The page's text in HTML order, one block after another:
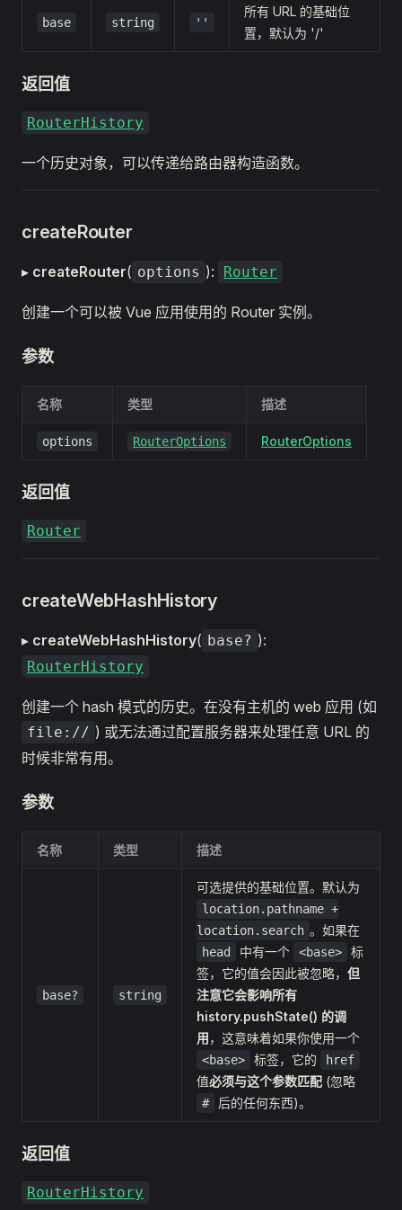
base string ''
所有 URL 的基础位
置，默认为 '/'
返回值
RouterHistory
一个历史对象，可以传递给路由器构造函数。
createRouter
▸ createRouter( options ): Router
创建一个可以被 Vue 应用使用的 Router 实例。
参数
名称 类型 描述
options RouterOptions RouterOptions
返回值
Router
createWebHashHistory
▸ createWebHashHistory( base? ):
RouterHistory
创建一个 hash 模式的历史。在没有主机的 web 应用 (如
file:// ) 或无法通过配置服务器来处理任意 URL 的
时候非常有用。
参数
名称 类型 描述
base? string
可选提供的基础位置。默认为
location.pathname +
location.search 。如果在
head 中有一个 <base>
标
签，它的值会因此被忽略， 但
注意它会影响所有
history.pushState() 的调
用，这意味着如果你使用一个
<base> 标签，它的 href
值必须与这个参数匹配 (忽略
# 后的任何东西)。
返回值
RouterHistory